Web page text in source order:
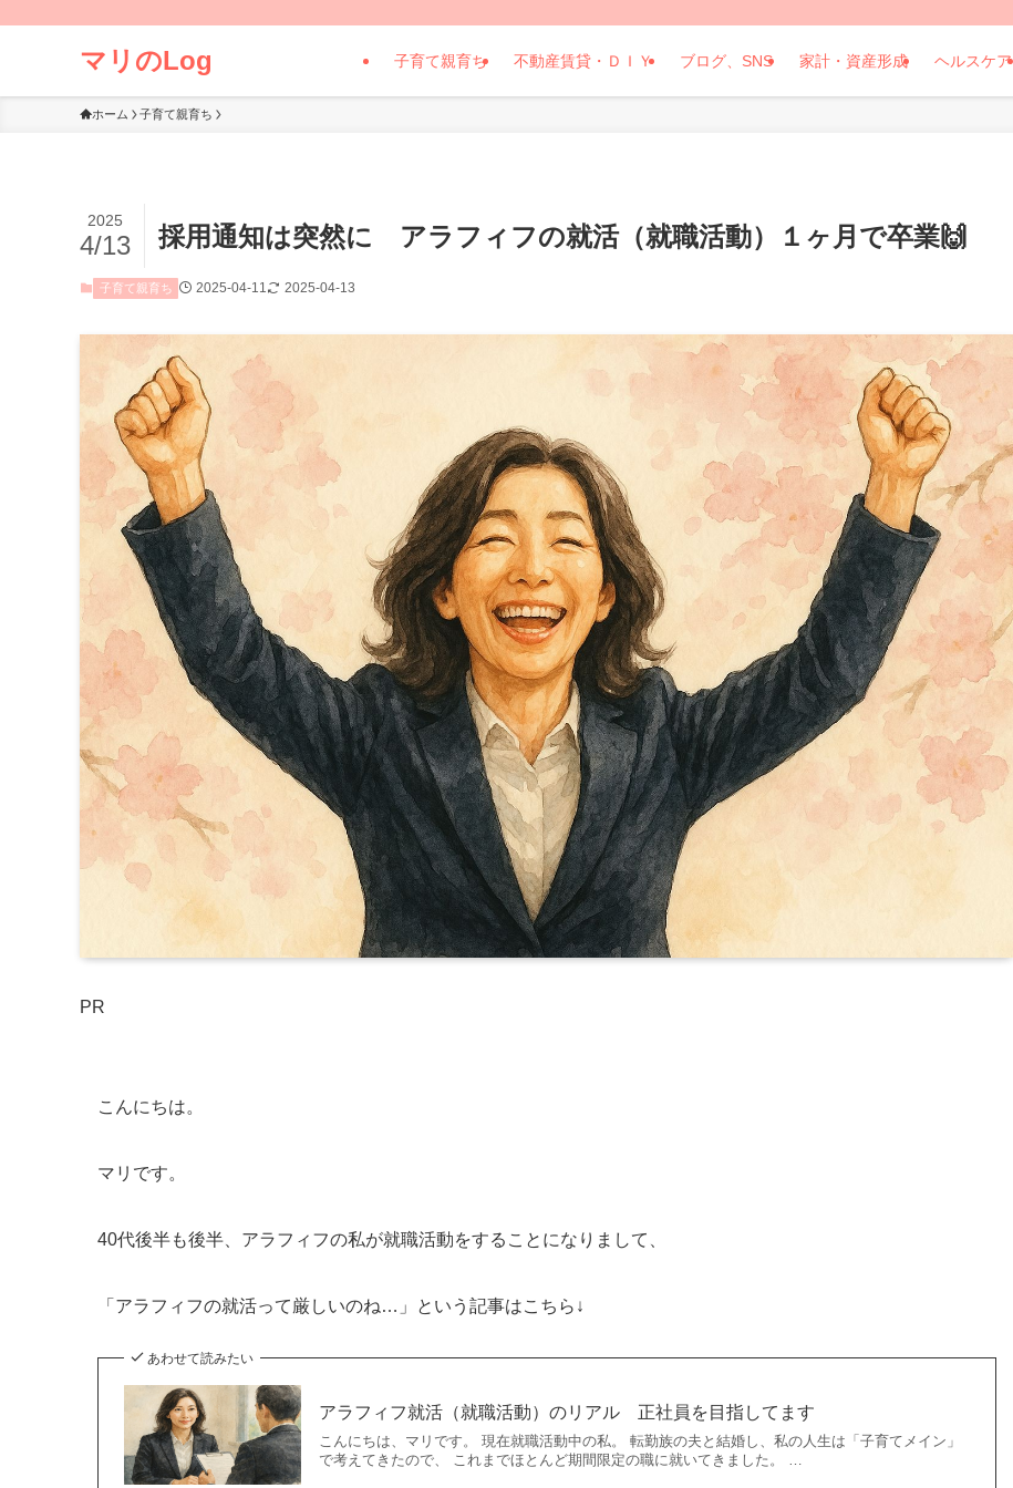
マリのLog 子育て親育ち 不動産賃貸・ＤＩＹ ブログ、SNS 家計・資産形成 ヘルスケア
ホーム 子育て親育ち
採用通知は突然に アラフィフの就活（就職活動）１ヶ月で卒業🙌
2025
4/13
子育て親育ち 2025-04-11 2025-04-13
PR
こんにちは。
マリです。
40代後半も後半、アラフィフの私が就職活動をすることになりまして、
「アラフィフの就活って厳しいのね…」という記事はこちら↓
あわせて読みたい
アラフィフ就活（就職活動）のリアル 正社員を目指してます
こんにちは、マリです。 現在就職活動中の私。 転勤族の夫と結婚し、私の人生は「子育てメイン」
で考えてきたので、 これまでほとんど期間限定の職に就いてきました。 …